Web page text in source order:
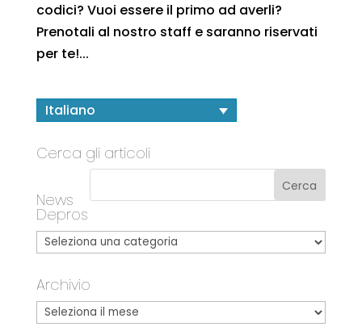
codici? Vuoi essere il primo ad averli?
Prenotali al nostro staff e saranno riservati
per te!...
Italiano
Cerca gli articoli
News
Depros
Archivio